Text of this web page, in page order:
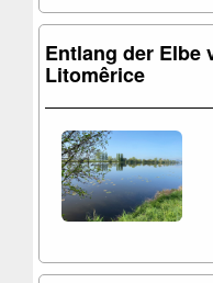
Entlang der Elbe
Litomêrice